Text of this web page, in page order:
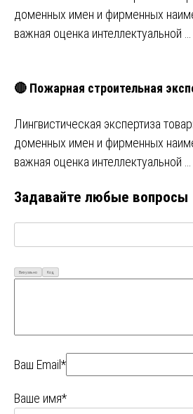
доменных имен и фирменных
важная оценка интеллектуальной …
🔴 Пожарная строительная
Лингвистическая экспертиза
доменных имен и фирменных
важная оценка интеллектуальной …
Задавайте любые вопросы
Визуально Код
Ваш Email*
Ваше имя*